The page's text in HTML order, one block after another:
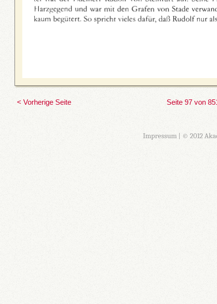
< Vorherige Seite Seite 97 von
Impressum| © 2012